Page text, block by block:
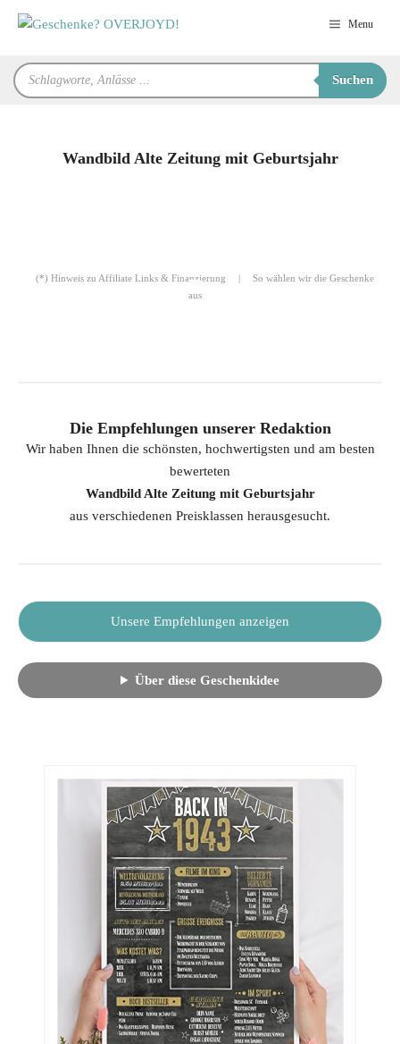
Inhalt
Menu
Products
search
Suchen
Wandbild Alte Zeitung mit Geburtsjahr
(*) Hinweis zu Affiliate Links & Finanzierung |
So wählen wir die Geschenke
aus
Die Empfehlungen unserer Redaktion
Wir haben Ihnen die schönsten, hochwertigsten und am besten
bewerteten
Wandbild Alte Zeitung mit Geburtsjahr
aus verschiedenen Preisklassen herausgesucht.
Unsere Empfehlungen anzeigen
Über diese Geschenkidee